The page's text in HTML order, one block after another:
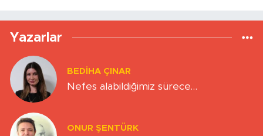
Yazarlar
BEDIHA ÇINAR
Nefes alabildiğimiz sürece…
ONUR ŞENTÜRK